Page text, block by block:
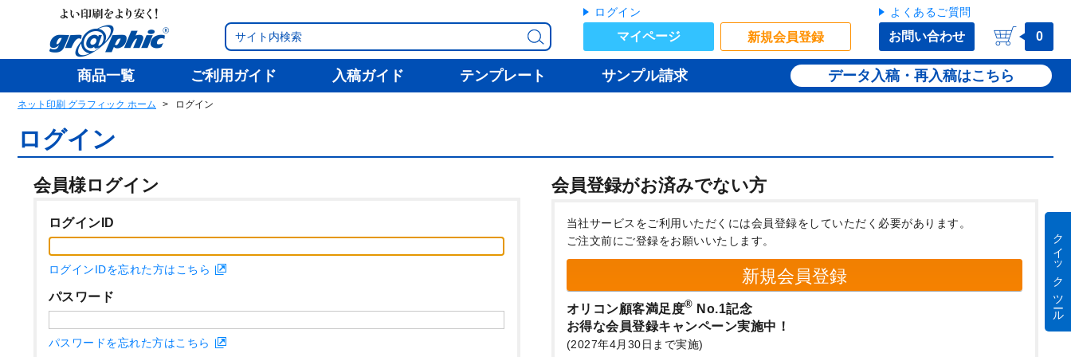
ログイン
マイページ 新規会員登録
よくあるご質問
お問い合わせ 0
商品一覧 ご利用ガイド 入稿ガイド テンプレート サンプル請求 データ入稿・再入稿
ネット印刷 グラフィック ホーム ログイン
ログイン
会員様ログイン 会員登録がお済みでない方
ログインID
ログインIDを忘れた方はこちら
パスワード
パスワードを忘れた方はこちら
当社サービスをご利用いただくには会員登録をしていただく必要があります。
ご注文前にご登録をお願いいたします。
新規会員登録
オリコン顧客満足度® No.1記念
お得な会員登録キャンペーン実施中！
(2027年4月30日まで実施)
クイック ツール